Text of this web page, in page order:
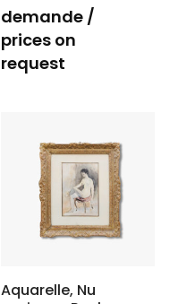
demande /
prices on
request
Aquarelle, Nu